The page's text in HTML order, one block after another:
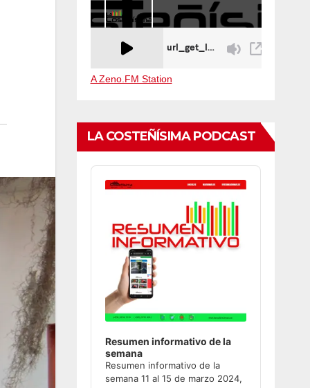
A Zeno.FM Station
LA COSTEÑÍSIMA PODCAST
Audio
Player
Resumen informativo de la
semana
Resumen informativo de la
semana 11 al 15 de marzo 2024,